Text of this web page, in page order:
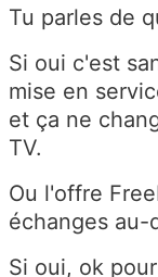
Tu parles de
Si oui c'est
mise en
et ça ne
TV.
Ou l'offre
échanges au-
Si oui, ok